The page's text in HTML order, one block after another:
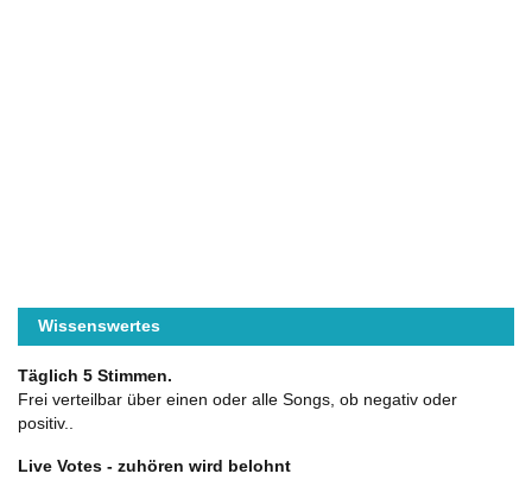
Wissenswertes
Täglich 5 Stimmen.
Frei verteilbar über einen oder alle Songs, ob negativ oder
positiv..
Live Votes - zuhören wird belohnt